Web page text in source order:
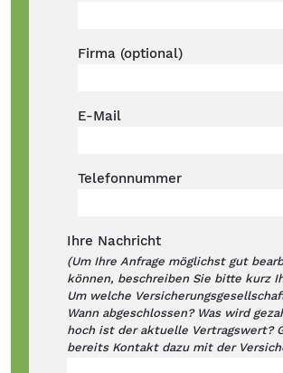
Firma (optional)
E-Mail
Telefonnummer
Ihre Nachricht
(Um Ihre Anfrage möglichst gut
können, beschreiben Sie bitte kurz
Um welche
Wann abgeschlossen? Was wird
hoch ist der aktuelle Vertragswert?
bereits Kontakt dazu mit der